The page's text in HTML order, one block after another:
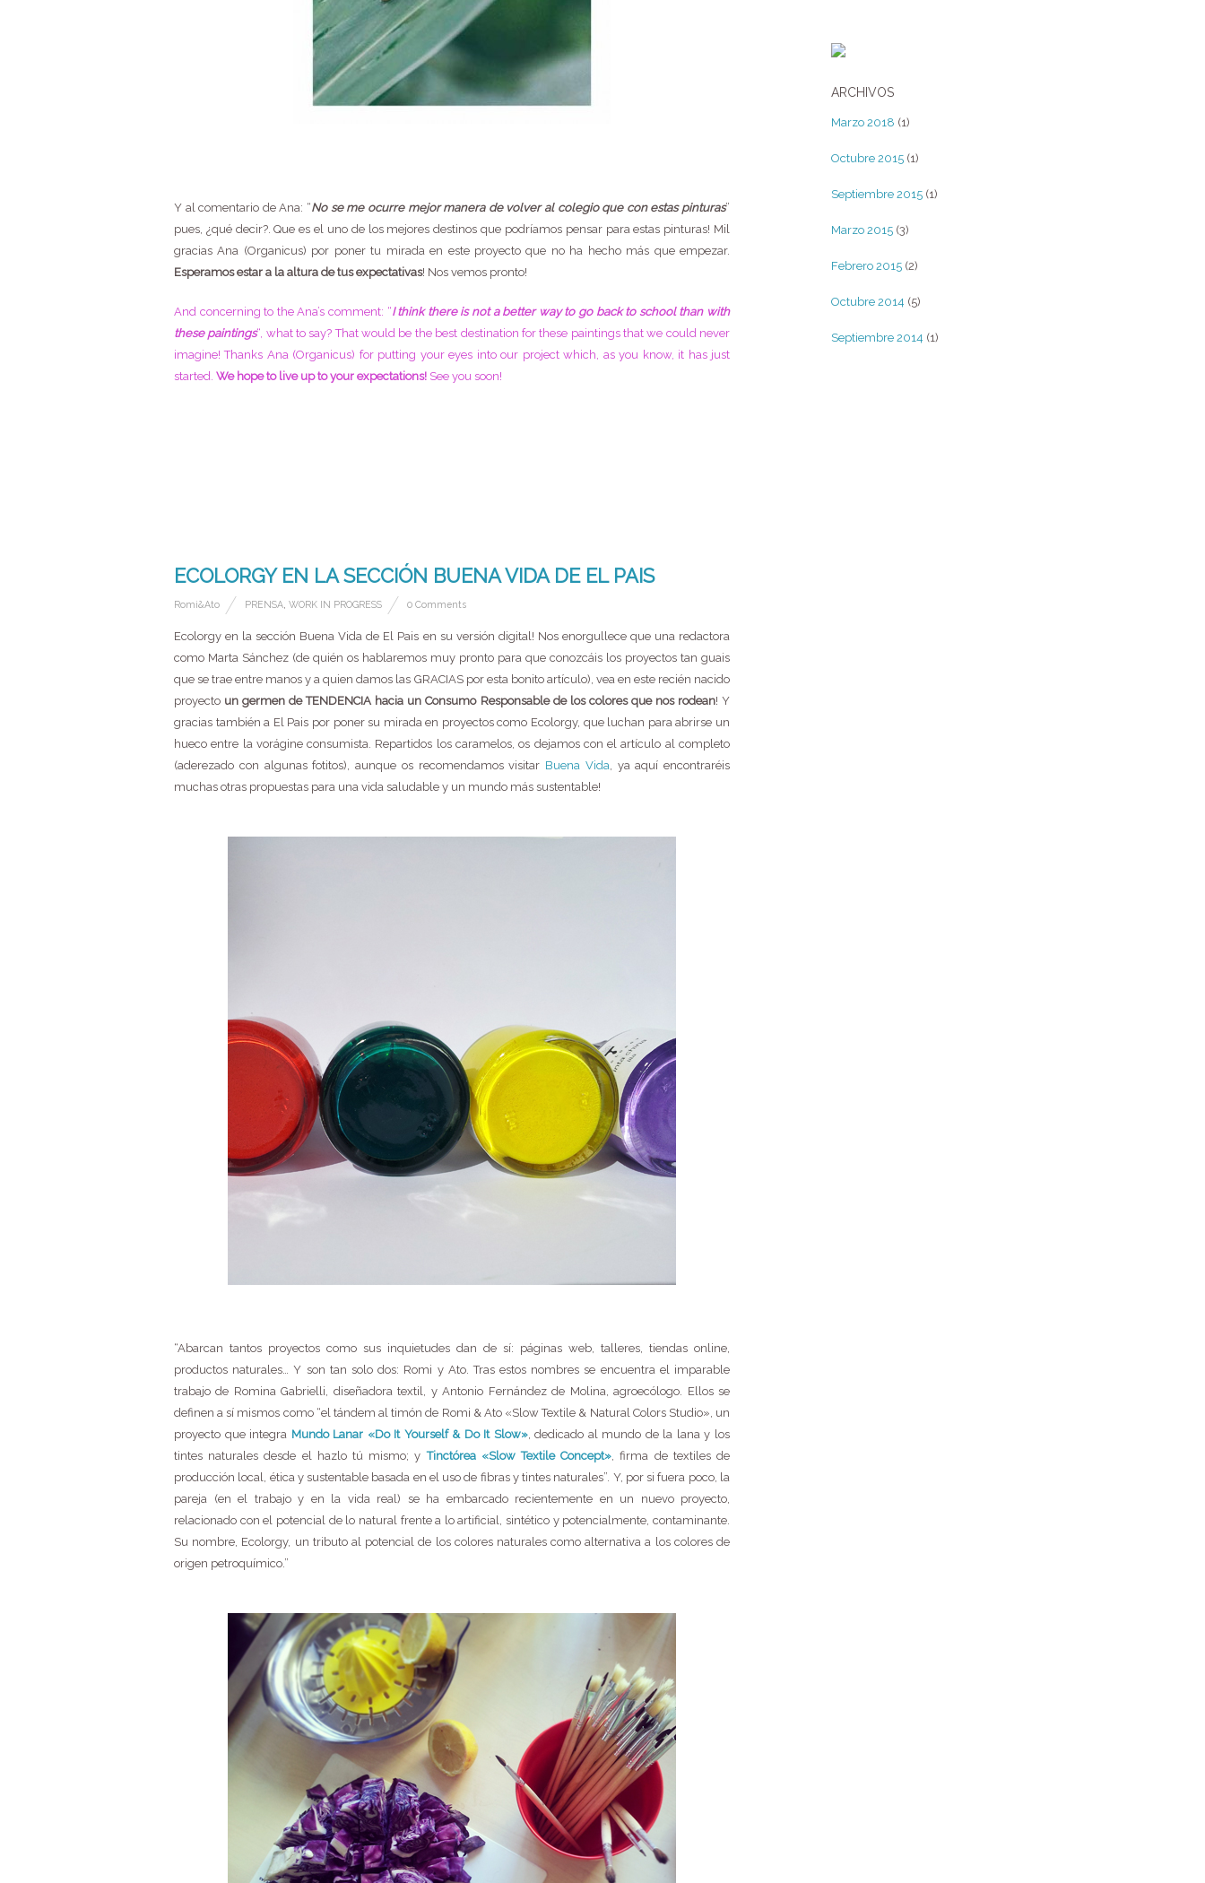
Y al comentario de Ana: “No se me ocurre mejor manera de volver al colegio que con estas pinturas”
pues, ¿qué decir?. Que es el uno de los mejores destinos que podríamos pensar para estas pinturas! Mil
gracias Ana (Organicus) por poner tu mirada en este proyecto que no ha hecho más que empezar.
Esperamos estar a la altura de tus expectativas! Nos vemos pronto!
And concerning to the Ana’s comment: “I think there is not a better way to go back to school than with
these paintings“, what to say? That would be the best destination for these paintings that we could never
imagine! Thanks Ana (Organicus) for putting your eyes into our project which, as you know, it has just
started. We hope to live up to your expectations! See you soon!
ECOLORGY EN LA SECCIÓN BUENA VIDA DE EL PAIS
Romi&Ato PRENSA WORK IN PROGRESS 0 Comments
Ecolorgy en la sección Buena Vida de El Pais en su versión digital! Nos enorgullece que una redactora
como Marta Sánchez (de quién os hablaremos muy pronto para que conozcáis los proyectos tan guais
que se trae entre manos y a quien damos las GRACIAS por esta bonito artículo), vea en este recién nacido
proyecto un germen de TENDENCIA hacia un Consumo Responsable de los colores que nos rodean! Y
gracias también a El Pais por poner su mirada en proyectos como Ecolorgy, que luchan para abrirse un
hueco entre la vorágine consumista. Repartidos los caramelos, os dejamos con el artículo al completo
(aderezado con algunas fotitos), aunque os recomendamos visitar Buena Vida , ya aquí encontraréis
muchas otras propuestas para una vida saludable y un mundo más sustentable!
“Abarcan tantos proyectos como sus inquietudes dan de sí: páginas web, talleres, tiendas online,
productos naturales… Y son tan solo dos: Romi y Ato. Tras estos nombres se encuentra el imparable
trabajo de Romina Gabrielli, diseñadora textil, y Antonio Fernández de Molina, agroecólogo. Ellos se
definen a sí mismos como “el tándem al timón de Romi & Ato «Slow Textile & Natural Colors Studio», un
proyecto que integra Mundo Lanar «Do It Yourself & Do It Slow», dedicado al mundo de la lana y los
tintes naturales desde el hazlo tú mismo; yTinctórea «Slow Textile Concept» , firma de textiles de
producción local, ética y sustentable basada en el uso de fibras y tintes naturales”. Y, por si fuera poco, la
pareja (en el trabajo y en la vida real) se ha embarcado recientemente en un nuevo proyecto,
relacionado con el potencial de lo natural frente a lo artificial, sintético y potencialmente, contaminante.
Su nombre, Ecolorgy, un tributo al potencial de los colores naturales como alternativa a los colores de
origen petroquímico.”
ARCHIVOS
Marzo 2018 (1)
Octubre 2015 (1)
Septiembre 2015 (1)
Marzo 2015 (3)
Febrero 2015 (2)
Octubre 2014 (5)
Septiembre 2014 (1)